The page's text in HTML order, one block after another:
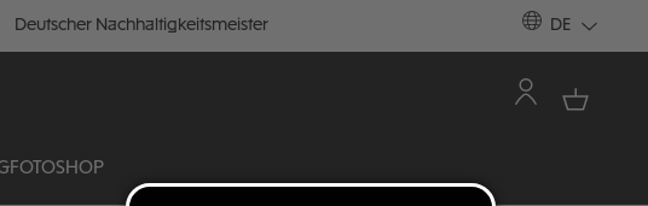
Deutscher Nachhaltigkeitsmeister DE
FOTOSHOP